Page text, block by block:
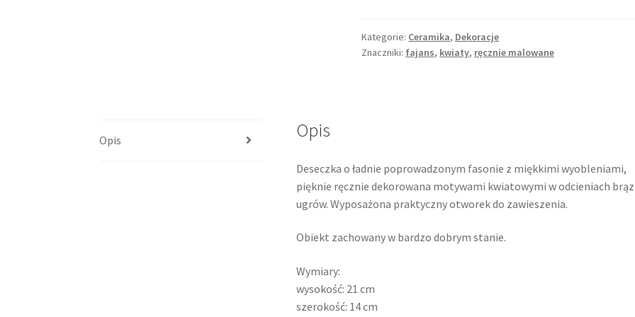
ręcznie
malowane
Kategorie: Ceramika, Dekoracje
Znaczniki: fajans, kwiaty, ręcznie malowane
Opis Opis
Deseczka o ładnie poprowadzonym fasonie z miękkimi wyobleniami,
pięknie ręcznie dekorowana motywami kwiatowymi w odcieniach
ugrów. Wyposażona praktyczny otworek do zawieszenia.
Obiekt zachowany w bardzo dobrym stanie.
Wymiary:
wysokość: 21 cm
szerokość: 14 cm